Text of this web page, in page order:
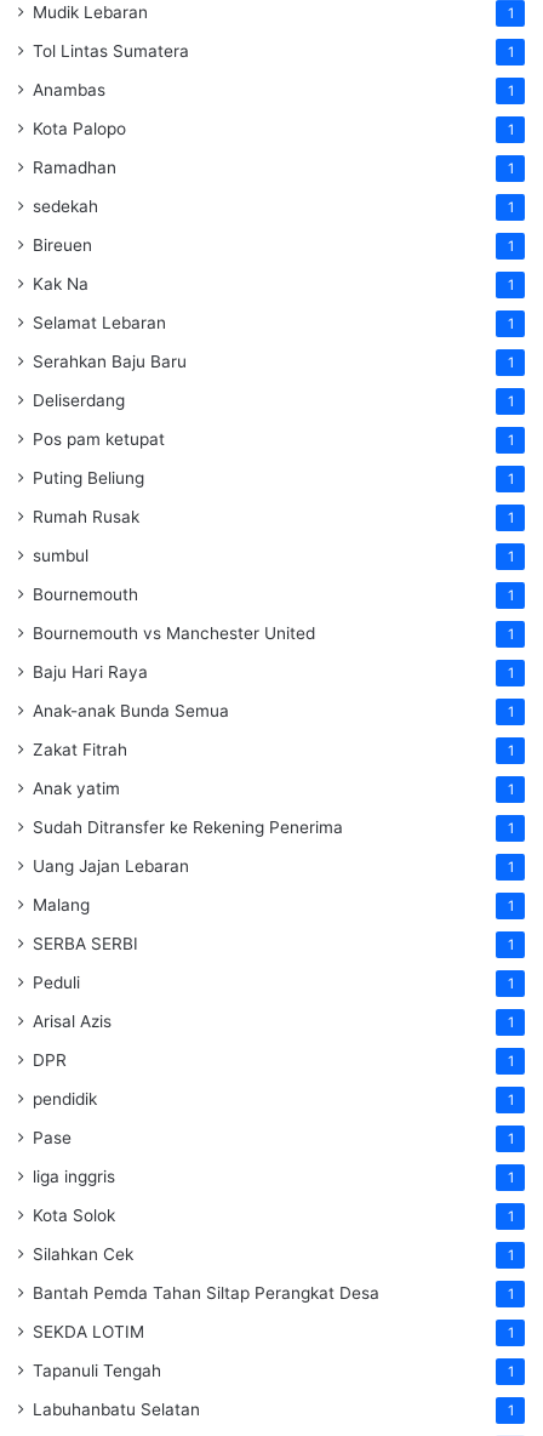
Mudik Lebaran 1
Tol Lintas Sumatera 1
Anambas 1
Kota Palopo 1
Ramadhan 1
sedekah 1
Bireuen 1
Kak Na 1
Selamat Lebaran 1
Serahkan Baju Baru 1
Deliserdang 1
Pos pam ketupat 1
Puting Beliung 1
Rumah Rusak 1
sumbul 1
Bournemouth 1
Bournemouth vs Manchester United 1
Baju Hari Raya 1
Anak-anak Bunda Semua 1
Zakat Fitrah 1
Anak yatim 1
Sudah Ditransfer ke Rekening Penerima 1
Uang Jajan Lebaran 1
Malang 1
SERBA SERBI 1
Peduli 1
Arisal Azis 1
DPR 1
pendidik 1
Pase 1
liga inggris 1
Kota Solok 1
Silahkan Cek 1
Bantah Pemda Tahan Siltap Perangkat Desa 1
SEKDA LOTIM 1
Tapanuli Tengah 1
Labuhanbatu Selatan 1